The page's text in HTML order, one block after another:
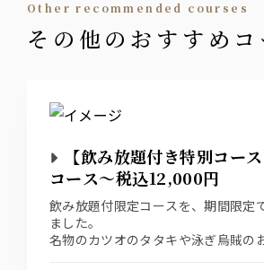
other recommended courses
その他のおすすめ
【飲み放題付き特別コー
コース～税込12,000円
飲み放題付限定コースを、期間限定
ました。
名物のカツオのタタキや泳ぎ烏賊の